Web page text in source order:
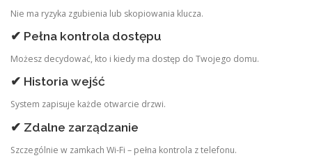
Nie ma ryzyka zgubienia lub skopiowania klucza.
✔ Pełna kontrola dostępu
Możesz decydować, kto i kiedy ma dostęp do Twojego domu.
✔ Historia wejść
System zapisuje każde otwarcie drzwi.
✔ Zdalne zarządzanie
Szczególnie w zamkach Wi-Fi – pełna kontrola z telefonu.